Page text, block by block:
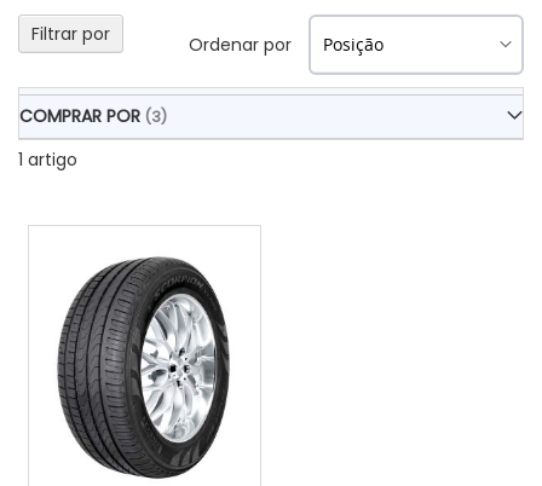
1 artigo
Ordenar por
Filtrar por
COMPRAR POR